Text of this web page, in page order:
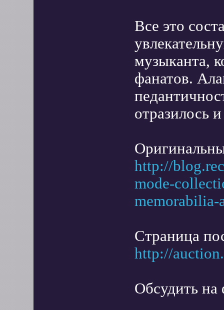
Все это
музыканта,
фанатов.
отразилось
http://
mode-
memorabilia-
Страница
http://
Обсудить